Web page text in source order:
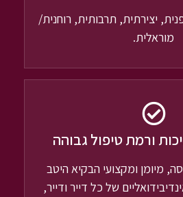
יצירתית, תרבותית, רוחנית/
מוראלית.
ורמת טיפול גבוהה
מיומן ומקצועי הבקיא היטב
של כל דייר ודייר,